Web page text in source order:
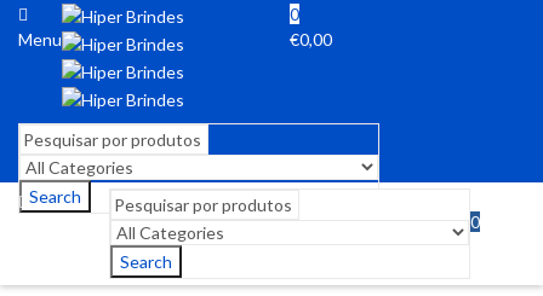
Menu
0
€0,00
Search
Search
0